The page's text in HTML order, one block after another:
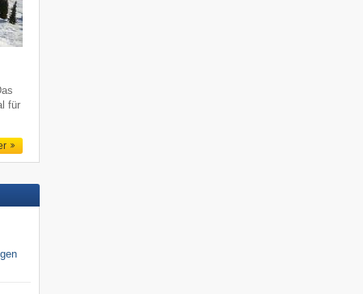
für